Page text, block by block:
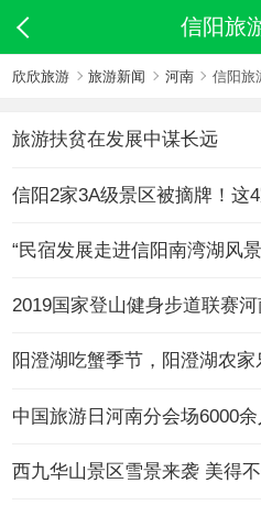
信阳旅
欣欣旅游 旅游新闻 河南 信阳旅
旅游扶贫在发展中谋长远
信阳2家3A级景区被摘牌！这
阳澄湖吃蟹季节，阳澄湖农
中国旅游日河南分会场6000
西九华山景区雪景来袭 美得